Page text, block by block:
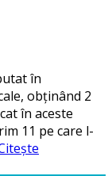
în
obținând 2
în aceste
11 pe care l-